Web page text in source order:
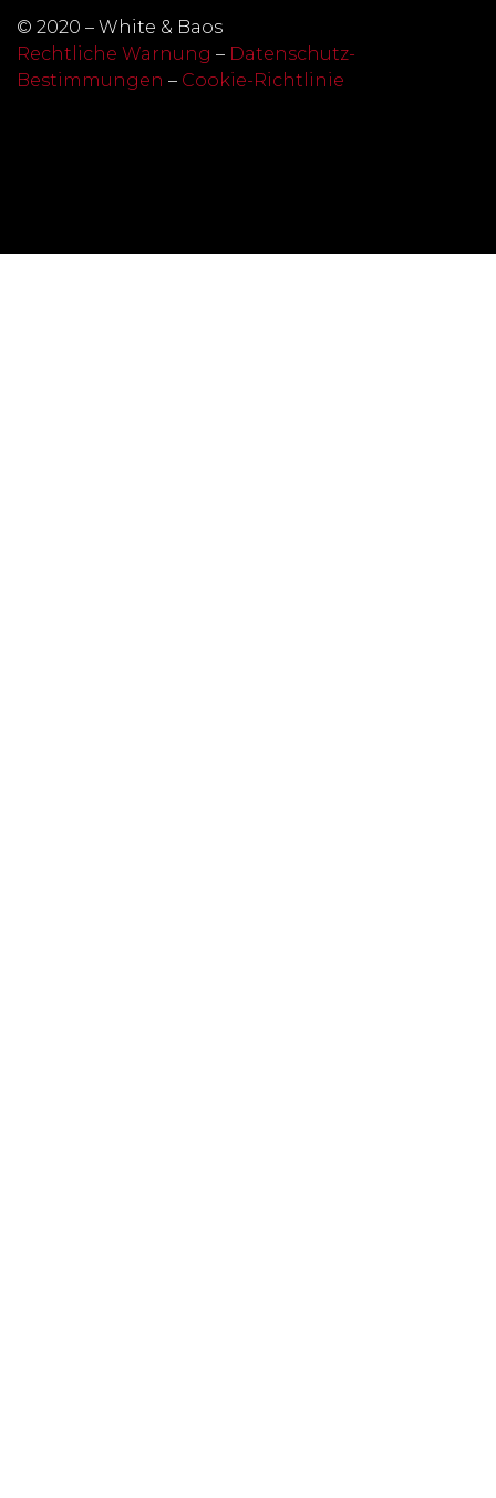
© 2020 – White & Baos
Rechtliche Warnung – Datenschutz-
Bestimmungen – Cookie-Richtlinie